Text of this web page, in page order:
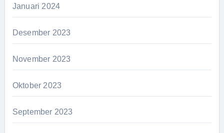
Januari 2024
Desember 2023
November 2023
Oktober 2023
September 2023